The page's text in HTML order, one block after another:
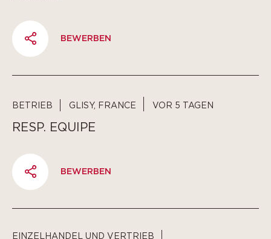
PARTAGER
BEWERBEN
BETRIEB GLISY, FRANCE VOR 5 TAGEN
RESP. EQUIPE
PARTAGER
BEWERBEN
EINZELHANDEL UND VERTRIEB